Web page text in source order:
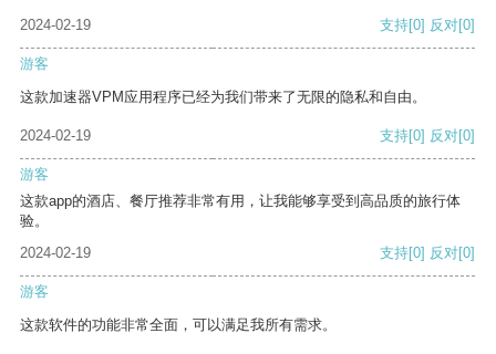
2024-02-19 支持[0] 反对[0]
游客
这款加速器VPM应用程序已经为我们带来了无限的隐私和自由。
2024-02-19 支持[0] 反对[0]
游客
这款app的酒店、餐厅推荐非常有用，让我能够享受到高品质的旅行体
验。
2024-02-19
支持[0] 反对[0]
游客
这款软件的功能非常全面，可以满足我所有需求。